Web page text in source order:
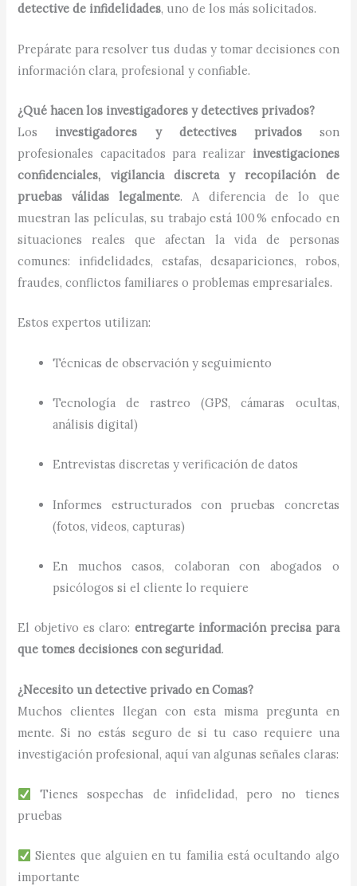
detective de infidelidades, uno de los más solicitados.
Prepárate para resolver tus dudas y tomar decisiones con
información clara, profesional y confiable.
¿Qué hacen los investigadores y detectives privados?
Los investigadores y detectives privadosson
profesionales capacitados para realizar investigaciones
confidenciales, vigilancia discreta y recopilación de
pruebas válidas legalmente. A diferencia de lo que
muestran las películas, su trabajo está 100 % enfocado en
situaciones reales que afectan la vida de personas
comunes: infidelidades, estafas, desapariciones, robos,
fraudes, conflictos familiares o problemas empresariales.
Estos expertos utilizan:
Técnicas de observación y seguimiento
Tecnología de rastreo (GPS, cámaras ocultas,
análisis digital)
Entrevistas discretas y verificación de datos
Informes estructurados con pruebas concretas
(fotos, videos, capturas)
En muchos casos, colaboran con abogados o
psicólogos si el cliente lo requiere
El objetivo es claro: entregarte información precisa para
que tomes decisiones con seguridad.
¿Necesito un detective privado en Comas?
Muchos clientes llegan con esta misma pregunta en
mente. Si no estás seguro de si tu caso requiere una
investigación profesional, aquí van algunas señales claras:
Tienes sospechas de infidelidad, pero no tienes
pruebas
Sientes que alguien en tu familia está ocultando algo
importante